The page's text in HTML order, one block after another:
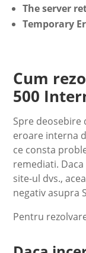
The server
Temporary
Cum
500
Spre deosebire
eroare interna
ce consta
remediati.
site-ul dvs.,
negativ asupra
Pentru